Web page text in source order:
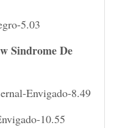
5.03
Sindrome De
Envigado-8.49
10.55